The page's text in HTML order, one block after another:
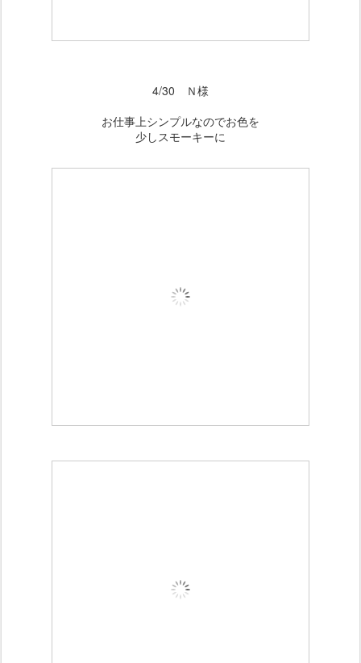
4/30 Ｎ様
お仕事上シンプルなのでお色を
少しスモーキーに